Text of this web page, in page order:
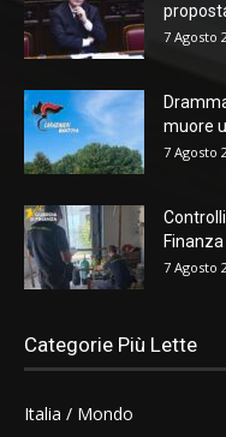
7 Agosto
muore
7 Agosto
7 Agosto
Categorie Più Lette
Italia / Mondo